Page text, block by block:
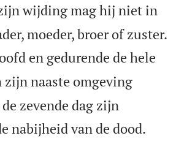
wijding mag hij niet in
moeder, broer of zuster.
en gedurende de hele
naaste omgeving
zevende dag zijn
nabijheid van de dood.